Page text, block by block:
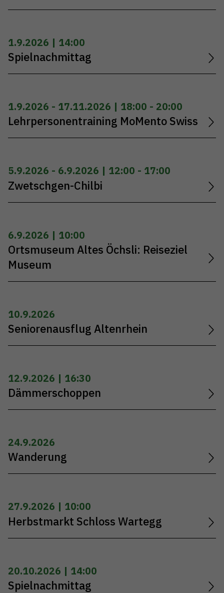
1.9.2026 | 14:00
Spielnachmittag
1.9.2026 - 17.11.2026 | 18:00 - 20:00
Lehrpersonentraining MoMento Swiss
5.9.2026 - 6.9.2026 | 12:00 - 17:00
Zwetschgen-Chilbi
6.9.2026 | 10:00
Ortsmuseum Altes Öchsli: Reiseziel
Museum
10.9.2026
Seniorenausflug Altenrhein
12.9.2026 | 16:30
Dämmerschoppen
24.9.2026
Wanderung
27.9.2026 | 10:00
Herbstmarkt Schloss Wartegg
20.10.2026 | 14:00
Spielnachmittag